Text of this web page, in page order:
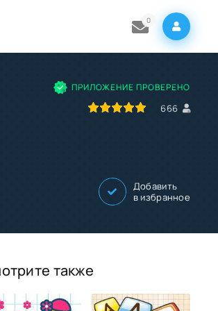
0
ПРИЛОЖЕНИЕ ПРОВЕРЕНО
666
Добавить
в избранное
также